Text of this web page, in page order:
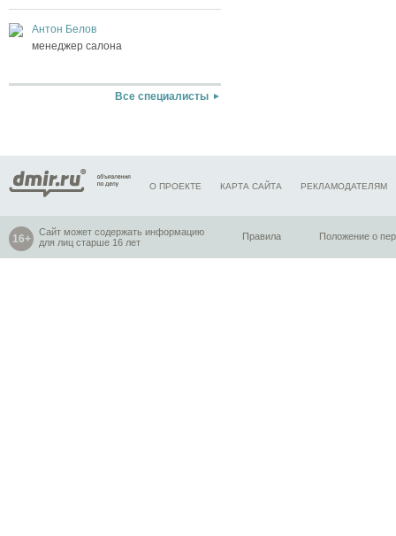
Антон Белов
менеджер салона
Все специалисты
О ПРОЕКТЕ КАРТА САЙТА РЕКЛАМОДАТЕЛЯМ
Сайт может содержать информацию
для лиц старше 16 лет
Правила Положение о